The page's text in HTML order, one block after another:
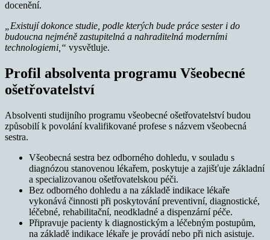
docenění.
„Existují dokonce studie, podle kterých bude práce sester i do
budoucna nejméně zastupitelná a nahraditelná moderními
technologiemi,“ vysvětluje.
Profil absolventa programu Všeobecné
ošetřovatelství
Absolventi studijního programu všeobecné ošetřovatelství budou
způsobilí k povolání kvalifikované profese s názvem všeobecná
sestra.
Všeobecná sestra bez odborného dohledu, v souladu s
diagnózou stanovenou lékařem, poskytuje a zajišťuje základní
a specializovanou ošetřovatelskou péči.
Bez odborného dohledu a na základě indikace lékaře
vykonává činnosti při poskytování preventivní, diagnostické,
léčebné, rehabilitační, neodkladné a dispenzární péče.
Připravuje pacienty k diagnostickým a léčebným postupům,
na základě indikace lékaře je provádí nebo při nich asistuje.